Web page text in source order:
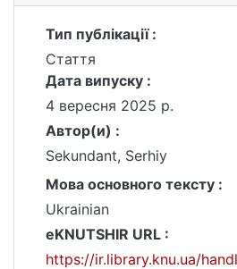
Тип публікації :
Стаття
Дата випуску :
4 вересня 2025 р.
Автор(и) :
Sekundant, Serhiy
Мова основного тексту :
Ukrainian
eKNUTSHIR URL :
https://ir.library.knu.ua/